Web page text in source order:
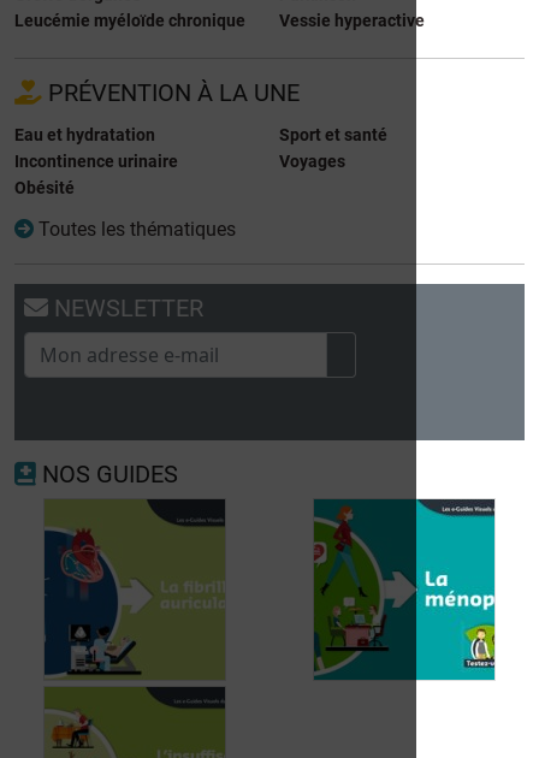
Leucémie myéloïde chronique
Vessie hyperactive
PRÉVENTION À LA UNE
Eau et hydratation
Incontinence urinaire
Obésité
Sport et santé
Voyages
Toutes les thématiques
NEWSLETTER
NOS GUIDES